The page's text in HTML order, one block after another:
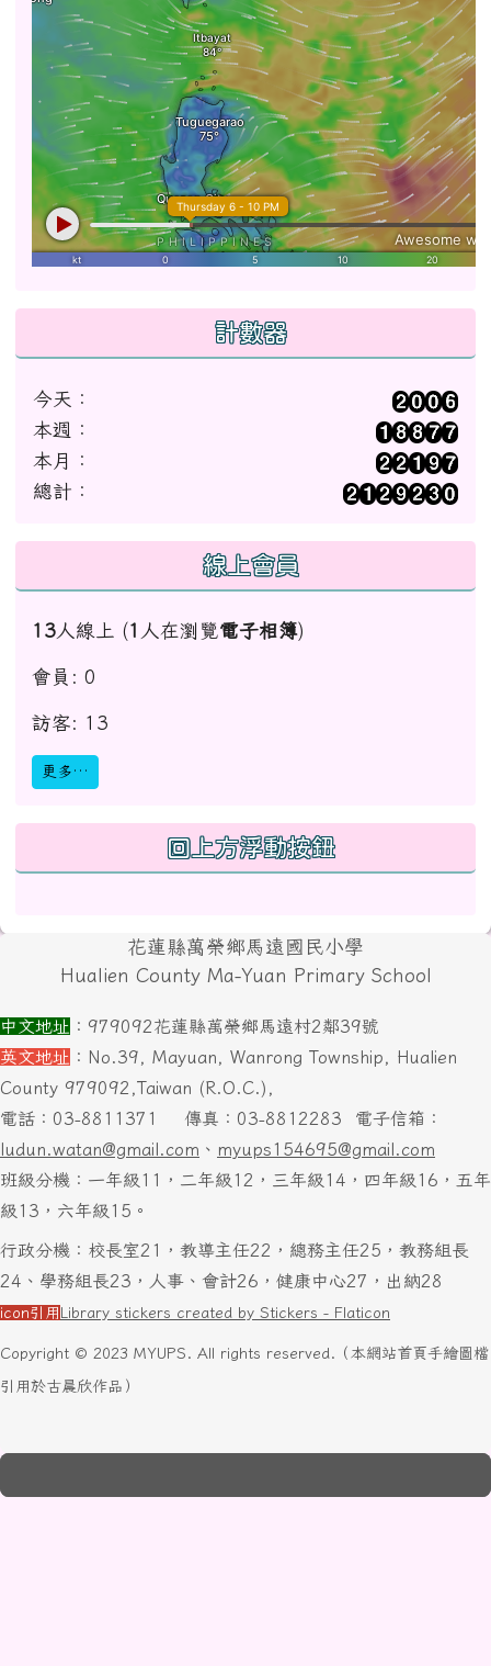
計數器
今天：
本週：
本月：
總計：
線上會員
13 人線上 (1 人在瀏覽電子相簿)
會員: 0
訪客: 13
更多…
回上方浮動按鈕
頁尾區域內容花蓮縣萬榮鄉馬遠國民小學
Hualien County Ma-Yuan Primary School
中文地址 ：979092花蓮縣萬榮鄉馬遠村2鄰39號
英文地址 ：No.39, Mayuan, Wanrong Township, Hualien
County 979092,Taiwan (R.O.C.),
電話：03-8811371 傳真：03-8812283 電子信箱：
ludun.watan@gmail.com 、 myups154695@gmail.com
班級分機：一年級11，二年級12，三年級14，四年級16，五年
級13，六年級15。
行政分機：校長室21，教導主任22，總務主任25，教務組長
24、學務組長23，人事、會計26，健康中心27，出納28
icon引用 Library stickers created by Stickers - Flaticon
Copyright © 2023 MYUPS. All rights reserved.（本網站首頁手繪圖檔
引用於古晨欣作品）